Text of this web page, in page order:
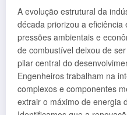
A evolução estrutural da
década priorizou a
pressões ambientais e
de combustível deixou de
pilar central do
Engenheiros trabalham na
complexos e componentes
extrair o máximo de energia